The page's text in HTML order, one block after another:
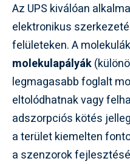
Az UPS kiválóan
elektronikus
felületeken. A
molekulapályák
legmagasabb foglalt
eltolódhatnak vagy
adszorpciós kötés
a terület kiemelten
a szenzorok